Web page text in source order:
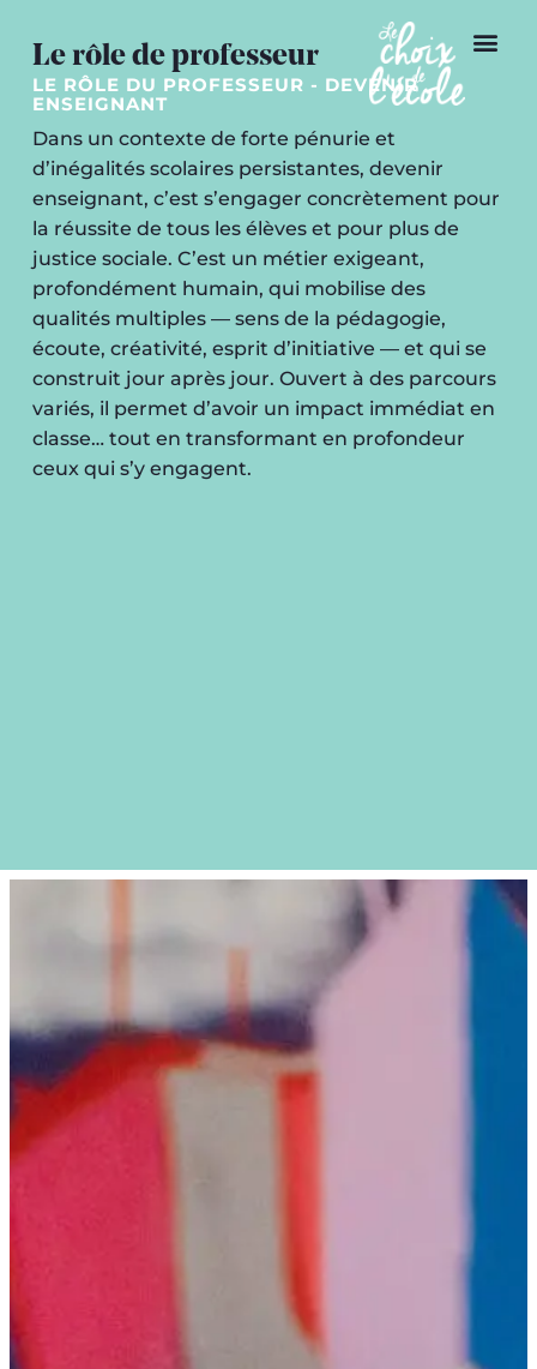
Le rôle de professeur
LE RÔLE DU PROFESSEUR - DEVENIR
ENSEIGNANT
Dans un contexte de forte pénurie et
d’inégalités scolaires persistantes, devenir
enseignant, c’est s’engager concrètement pour
la réussite de tous les élèves et pour plus de
justice sociale. C’est un métier exigeant,
profondément humain, qui mobilise des
qualités multiples — sens de la pédagogie,
écoute, créativité, esprit d’initiative — et qui se
construit jour après jour. Ouvert à des parcours
variés, il permet d’avoir un impact immédiat en
classe… tout en transformant en profondeur
ceux qui s’y engagent.